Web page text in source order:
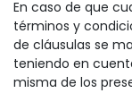
En caso de que
términos y
de cláusulas se
teniendo en
misma de los